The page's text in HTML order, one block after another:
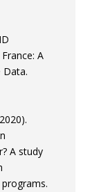
A
Data.
A study